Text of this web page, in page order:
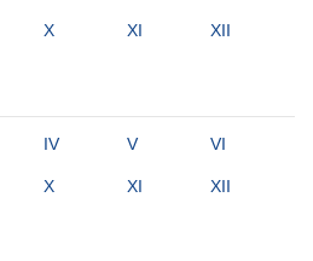
X XI XII
IV V VI
X XI XII